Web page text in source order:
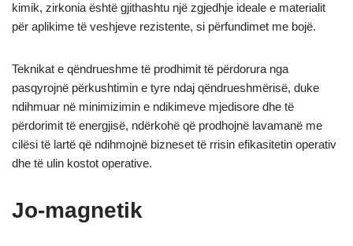
kimik, zirkonia është gjithashtu një zgjedhje ideale e materialit
për aplikime të veshjeve rezistente, si përfundimet me bojë.
Teknikat e qëndrueshme të prodhimit të përdorura nga
pasqyrojnë përkushtimin e tyre ndaj qëndrueshmërisë, duke
ndihmuar në minimizimin e ndikimeve mjedisore dhe të
përdorimit të energjisë, ndërkohë që prodhojnë lavamanë me
cilësi të lartë që ndihmojnë bizneset të rrisin efikasitetin operativ
dhe të ulin kostot operative.
Jo-magnetik